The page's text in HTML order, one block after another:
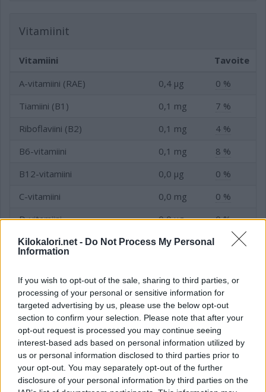
Kilokalori.net - Do Not Process My Personal
Information
If you wish to opt-out of the sale, sharing to third parties, or
processing of your personal or sensitive information for
targeted advertising by us, please use the below opt-out
section to confirm your selection. Please note that after your
opt-out request is processed you may continue seeing
interest-based ads based on personal information utilized by
us or personal information disclosed to third parties prior to
your opt-out. You may separately opt-out of the further
disclosure of your personal information by third parties on the
Vitamiinit
Vitamiini
Tavoite
A-vitamiini (RAE)
0,4 µg
0 %
Tiamiini (B1)
0,1 mg
7 %
Riboflaviini (B2)
0,1 mg
4 %
B6-vitamiini
0,1 mg
8 %
B12-vitamiini
0,0 µg
0 %
C-vitamiini
0,0 mg
0 %
D-vitamiini
0,0 µg
0 %
E-vitamiini
0,4 mg
Niasiini (B3-vitamiini)
0,9 mg 6 %
Kivennäis- ja hivenaineet
Kivennäis- tai hivenaine
Tavoite